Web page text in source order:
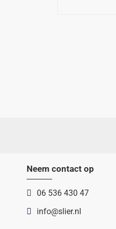
Neem contact op
06 536 430 47
info@slier.nl